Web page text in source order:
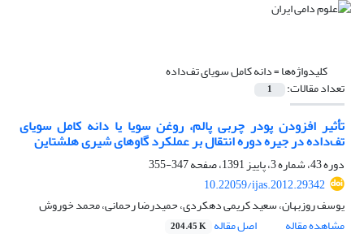
کلیدواژه‌ها =دانه کامل سویای تف‌داده
تعداد مقالات: 1
تأثیر افزودن پودر چربی پالم، روغن سویا یا دانه کامل سویای
تف‌داده در جیره دوره انتقال بر عملکرد گاوهای شیری هلشتاین
دوره 43، شماره 3، پاییز 1391، صفحه
347-355
10.22059/ijas.2012.29342
یوسف روزبهان، سعید کریمی دهکردی، حمیدرضا رحمانی، محمد خوروش
مشاهده مقاله
اصل مقاله 204.45 K